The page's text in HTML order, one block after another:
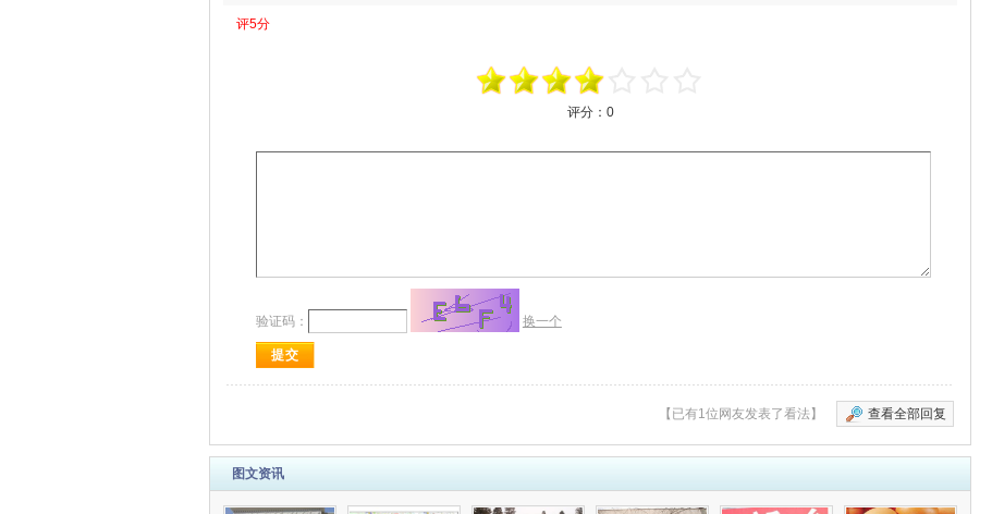
评5分
评分： 0
验证码： 换一个
查看全部回复
【已有1位网友发表了看法】
图文资讯